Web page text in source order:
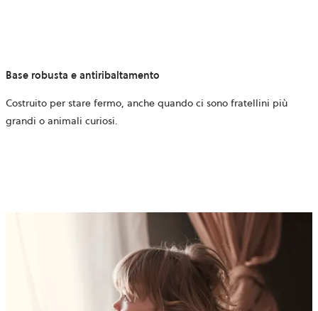
Base robusta e antiribaltamento
Costruito per stare fermo, anche quando ci sono fratellini più
grandi o animali curiosi.